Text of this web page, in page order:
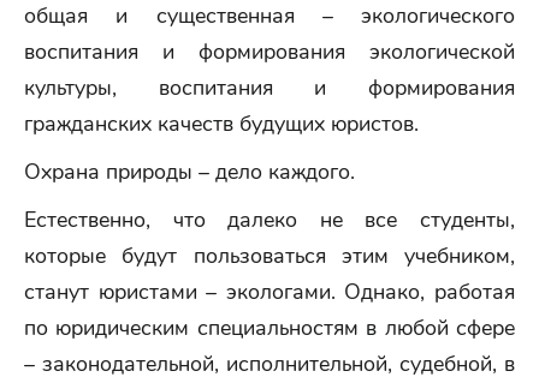
общая и существенная – экологического
воспитания и формирования экологической
культуры, воспитания и формирования
гражданских качеств будущих юристов.
Охрана природы – дело каждого.
Естественно, что далеко не все студенты,
которые будут пользоваться этим учебником,
станут юристами – экологами. Однако, работая
по юридическим специальностям в любой сфере
– законодательной, исполнительной, судебной, в